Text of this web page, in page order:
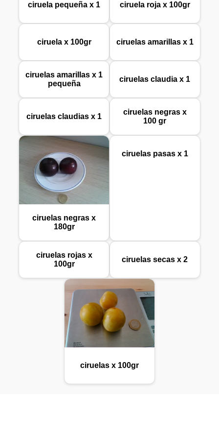
ciruela pequeña x 1 ciruela roja x 100gr
ciruela x 100gr ciruelas amarillas x 1
ciruelas amarillas x 1
pequeña
ciruelas claudia x 1
ciruelas claudias x 1
ciruelas negras x
100 gr
ciruelas negras x
180gr
ciruelas pasas x 1
ciruelas rojas x
100gr
ciruelas secas x 2
ciruelas x 100gr